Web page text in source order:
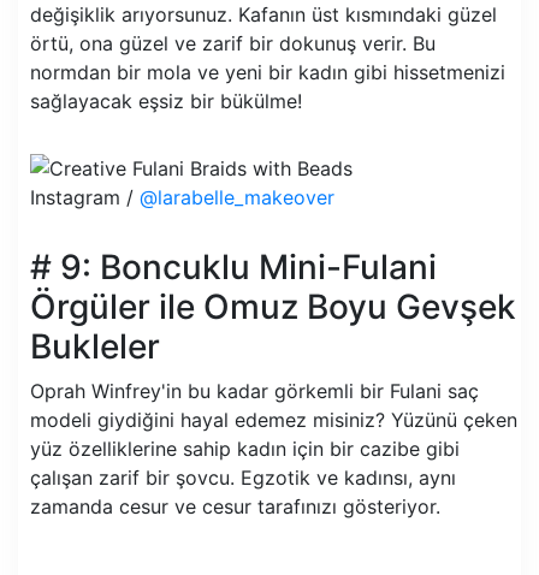
değişiklik arıyorsunuz. Kafanın üst kısmındaki güzel
örtü, ona güzel ve zarif bir dokunuş verir. Bu
normdan bir mola ve yeni bir kadın gibi hissetmenizi
sağlayacak eşsiz bir bükülme!
Instagram / @larabelle_makeover
# 9: Boncuklu Mini-Fulani
Örgüler ile Omuz Boyu Gevşek
Bukleler
Oprah Winfrey'in bu kadar görkemli bir Fulani saç
modeli giydiğini hayal edemez misiniz? Yüzünü çeken
yüz özelliklerine sahip kadın için bir cazibe gibi
çalışan zarif bir şovcu. Egzotik ve kadınsı, aynı
zamanda cesur ve cesur tarafınızı gösteriyor.